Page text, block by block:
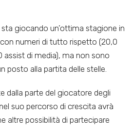
giocando un’ottima stagione in
numeri di tutto rispetto (20,0
assist di media), ma non sono
posto alla partita delle stelle.
dalla parte del giocatore degli
suo percorso di crescita avrà
altre possibilità di partecipare